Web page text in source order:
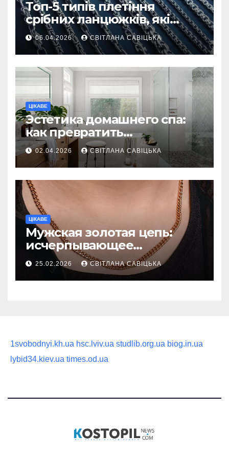
Топ-5 типів плетіння
срібних ланцюжків, які
вважаються
найнадійнішими
06.04.2026 СВІТЛАНА САВІЦЬКА
ЦІКАВЕ
Эстетика домашнего спа:
как превратить
ежедневную гигиену в
восстанавливающий
ритуал
02.04.2026 СВІТЛАНА САВІЦЬКА
ЦІКАВЕ
Мужская золотая цепь:
исчерпывающее
руководство по выбору
статусного украшения
25.02.2026 СВІТЛАНА САВІЦЬКА
1svobodnyi.kh.ua hsc.lviv.ua studlib.org.ua biog.in.ua
lybid34.kiev.ua times.od.ua